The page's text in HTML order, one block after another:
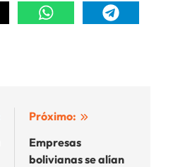
Próximo:
Empresas
bolivianas se alían